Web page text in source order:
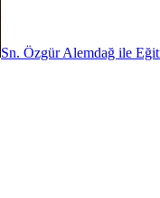
Sn. Özgür Alemdağ ile